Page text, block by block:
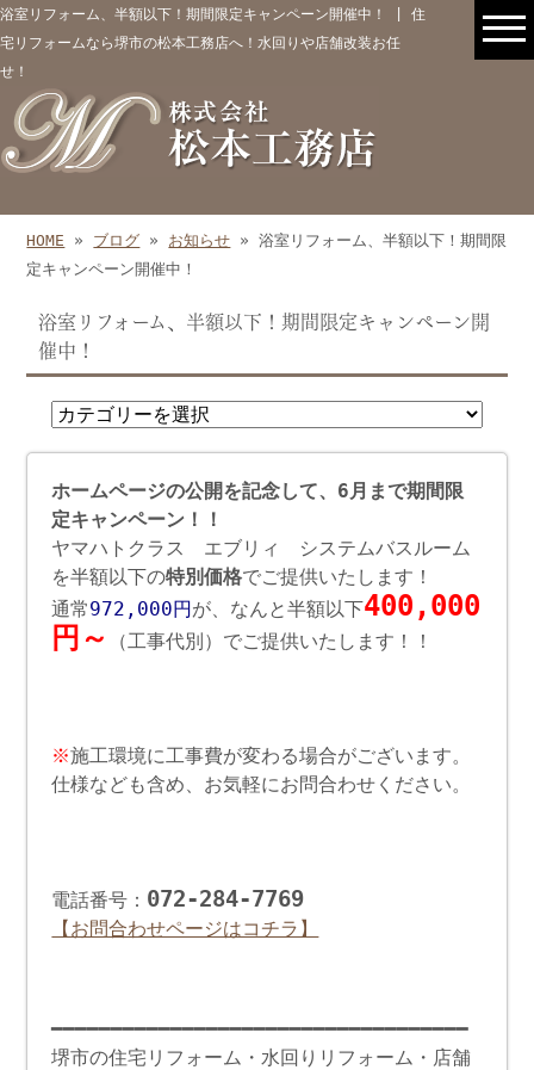
浴室リフォーム、半額以下！期間限定キャンペーン開催中！ | 住
宅リフォームなら堺市の松本工務店へ！水回りや店舗改装お任
せ！
HOME » ブログ » お知らせ » 浴室リフォーム、半額以下！期間限
定キャンペーン開催中！
浴室リフォーム、半額以下！期間限定キャンペーン開
催中！
ホームページの公開を記念して、6月まで期間限
定キャンペーン！！
ヤマハトクラス エブリィ システムバスルーム
を半額以下の特別価格でご提供いたします！
通常972,000円が、なんと半額以下400,000
円～
（工事代別）でご提供いたします！！
※施工環境に工事費が変わる場合がございます。
仕様なども含め、お気軽にお問合わせください。
電話番号： 072-284-7769
【お問合わせページはコチラ】
━━━━━━━━━━━━━━━━━━━━━━━━━━━━━━━━━━━
堺市の住宅リフォーム・水回りリフォーム・店舗